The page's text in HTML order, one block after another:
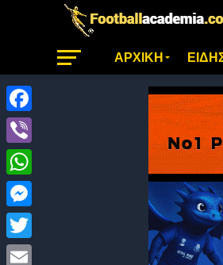
ΑΡΧΙΚΗ
Facebook
Viber
WhatsApp
Messenger
Twitter